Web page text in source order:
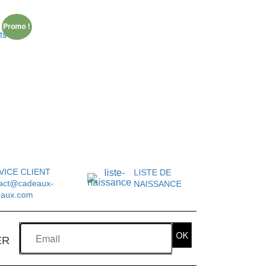
Promo !
CLIENT
LISTE DE
NAISSANCE
OK